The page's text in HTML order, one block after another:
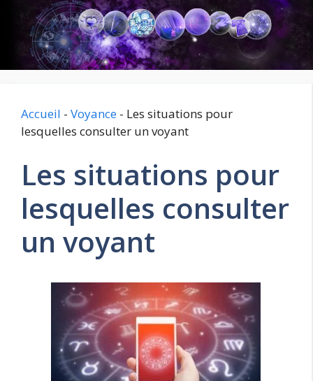
contenu
Accueil - Voyance - Les situations pour
lesquelles consulter un voyant
Les situations pour
lesquelles consulter
un voyant